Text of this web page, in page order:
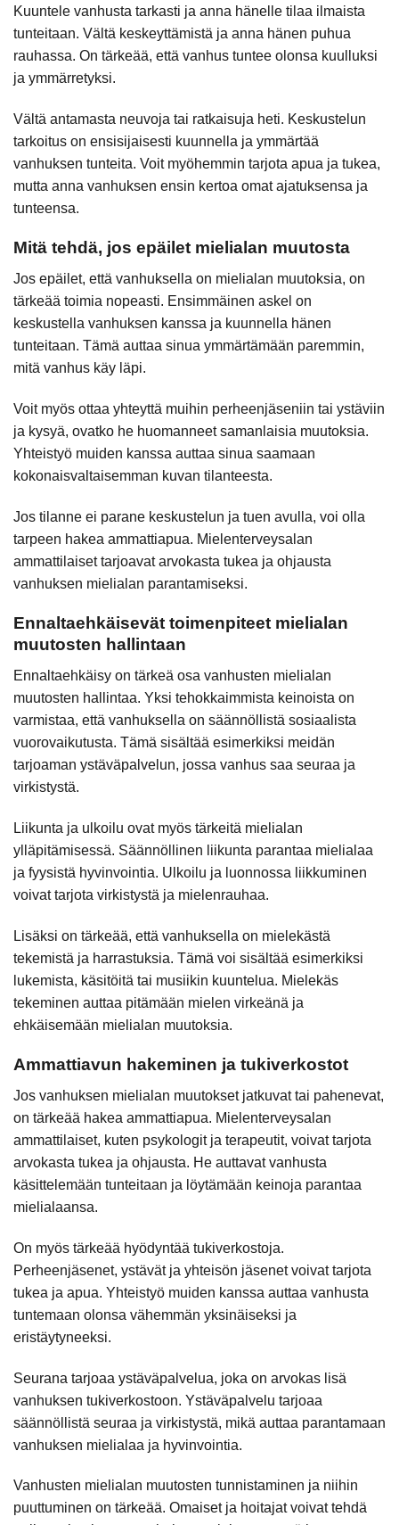
Kuuntele vanhusta tarkasti ja anna hänelle tilaa ilmaista
tunteitaan. Vältä keskeyttämistä ja anna hänen puhua
rauhassa. On tärkeää, että vanhus tuntee olonsa kuulluksi
ja ymmärretyksi.
Vältä antamasta neuvoja tai ratkaisuja heti. Keskustelun
tarkoitus on ensisijaisesti kuunnella ja ymmärtää
vanhuksen tunteita. Voit myöhemmin tarjota apua ja tukea,
mutta anna vanhuksen ensin kertoa omat ajatuksensa ja
tunteensa.
Mitä tehdä, jos epäilet mielialan muutosta
Jos epäilet, että vanhuksella on mielialan muutoksia, on
tärkeää toimia nopeasti. Ensimmäinen askel on
keskustella vanhuksen kanssa ja kuunnella hänen
tunteitaan. Tämä auttaa sinua ymmärtämään paremmin,
mitä vanhus käy läpi.
Voit myös ottaa yhteyttä muihin perheenjäseniin tai ystäviin
ja kysyä, ovatko he huomanneet samanlaisia muutoksia.
Yhteistyö muiden kanssa auttaa sinua saamaan
kokonaisvaltaisemman kuvan tilanteesta.
Jos tilanne ei parane keskustelun ja tuen avulla, voi olla
tarpeen hakea ammattiapua. Mielenterveysalan
ammattilaiset tarjoavat arvokasta tukea ja ohjausta
vanhuksen mielialan parantamiseksi.
Ennaltaehkäisevät toimenpiteet mielialan
muutosten hallintaan
Ennaltaehkäisy on tärkeä osa vanhusten mielialan
muutosten hallintaa. Yksi tehokkaimmista keinoista on
varmistaa, että vanhuksella on säännöllistä sosiaalista
vuorovaikutusta. Tämä sisältää esimerkiksi meidän
tarjoaman ystäväpalvelun, jossa vanhus saa seuraa ja
virkistystä.
Liikunta ja ulkoilu ovat myös tärkeitä mielialan
ylläpitämisessä. Säännöllinen liikunta parantaa mielialaa
ja fyysistä hyvinvointia. Ulkoilu ja luonnossa liikkuminen
voivat tarjota virkistystä ja mielenrauhaa.
Lisäksi on tärkeää, että vanhuksella on mielekästä
tekemistä ja harrastuksia. Tämä voi sisältää esimerkiksi
lukemista, käsitöitä tai musiikin kuuntelua. Mielekäs
tekeminen auttaa pitämään mielen virkeänä ja
ehkäisemään mielialan muutoksia.
Ammattiavun hakeminen ja tukiverkostot
Jos vanhuksen mielialan muutokset jatkuvat tai pahenevat,
on tärkeää hakea ammattiapua. Mielenterveysalan
ammattilaiset, kuten psykologit ja terapeutit, voivat tarjota
arvokasta tukea ja ohjausta. He auttavat vanhusta
käsittelemään tunteitaan ja löytämään keinoja parantaa
mielialaansa.
On myös tärkeää hyödyntää tukiverkostoja.
Perheenjäsenet, ystävät ja yhteisön jäsenet voivat tarjota
tukea ja apua. Yhteistyö muiden kanssa auttaa vanhusta
tuntemaan olonsa vähemmän yksinäiseksi ja
eristäytyneeksi.
Seurana tarjoaa ystäväpalvelua, joka on arvokas lisä
vanhuksen tukiverkostoon. Ystäväpalvelu tarjoaa
säännöllistä seuraa ja virkistystä, mikä auttaa parantamaan
vanhuksen mielialaa ja hyvinvointia.
Vanhusten mielialan muutosten tunnistaminen ja niihin
puuttuminen on tärkeää. Omaiset ja hoitajat voivat tehdä